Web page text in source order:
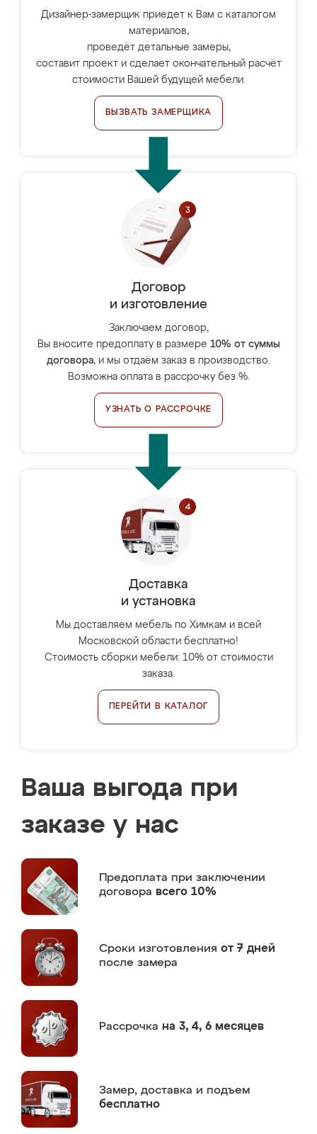
Дизайнер-замерщик приедет к Вам с каталогом
материалов,
проведёт детальные замеры,
составит проект и сделает окончательный расчёт
стоимости Вашей будущей мебели.
ВЫЗВАТЬ ЗАМЕРЩИКА
Договор
и изготовление
Заключаем договор,
Вы вносите предоплату в размере 10% от суммы
договора, и мы отдаём заказ в производство.
Возможна оплата в рассрочку без %.
УЗНАТЬ О РАССРОЧКЕ
Доставка
и установка
Мы доставляем мебель по Химкам и всей
Московской области бесплатно!
Стоимость сборки мебели: 10% от стоимости
заказа.
ПЕРЕЙТИ В КАТАЛОГ
Ваша выгода при
заказе у нас
Предоплата при заключении
договора всего 10%
Сроки изготовления от 7 дней
после замера
Рассрочка на 3, 4, 6 месяцев
Замер, доставка и подъем
бесплатно